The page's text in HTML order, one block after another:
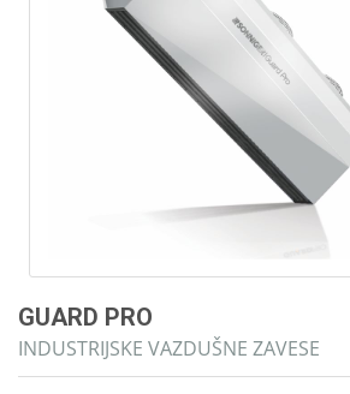
GUARD PRO
INDUSTRIJSKE VAZDUŠNE ZAVESE